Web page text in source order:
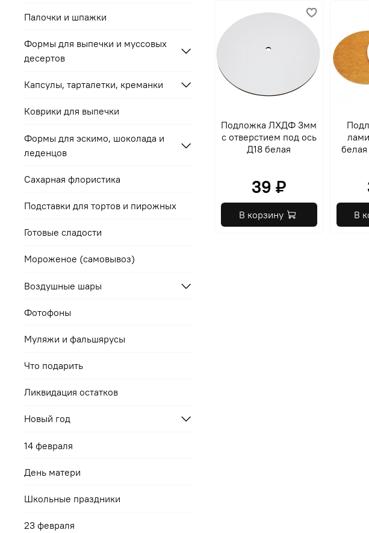
Подложка ЛХДФ 3мм
с отверстием под ось
Д18 белая
39 ₽
В корзину В
Палочки и шпажки
Формы для выпечки и муссовых
десертов
Капсулы, тарталетки, креманки
Коврики для выпечки
Формы для эскимо, шоколада и
леденцов
Сахарная флористика
Подставки для тортов и пирожных
Готовые сладости
Мороженое (самовывоз)
Воздушные шары
Фотофоны
Муляжи и фальшярусы
Что подарить
Ликвидация остатков
Новый год
14 февраля
День матери
Школьные праздники
23 февраля